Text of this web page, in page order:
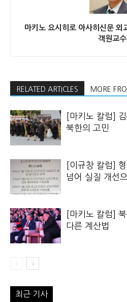
마키노 요시히로 아사히신문 외
객원교
RELATED ARTICLES MORE
[마키노 칼럼]
북한의 고민
[이규창 칼럼]
넘어 실질 개선
[마키노 칼럼]
다른 계산법
최근 기사